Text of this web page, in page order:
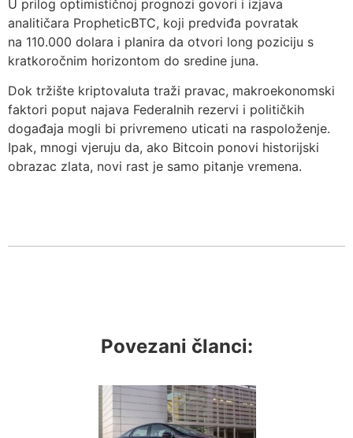
U prilog optimističnoj prognozi govori i izjava
analitičara PropheticBTC, koji predviđa povratak
na 110.000 dolara i planira da otvori long poziciju s
kratkoročnim horizontom do sredine juna.
Dok tržište kriptovaluta traži pravac, makroekonomski
faktori poput najava Federalnih rezervi i političkih
događaja mogli bi privremeno uticati na raspoloženje.
Ipak, mnogi vjeruju da, ako Bitcoin ponovi historijski
obrazac zlata, novi rast je samo pitanje vremena.
Povezani članci: